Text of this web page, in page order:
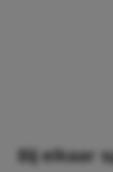
Bij elkaar